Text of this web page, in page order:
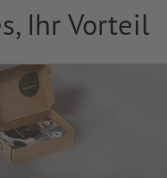
Ihr Vorteil